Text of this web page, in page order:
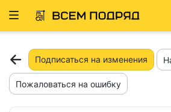
Развернуть
Подписаться на изменения
Пожаловаться на ошибку